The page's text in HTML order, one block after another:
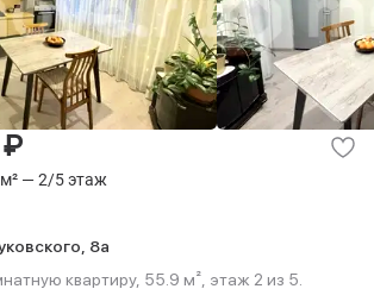
— 2/5 этаж
₽
8а
квартиру, 55.9 м², этаж 2 из 5.